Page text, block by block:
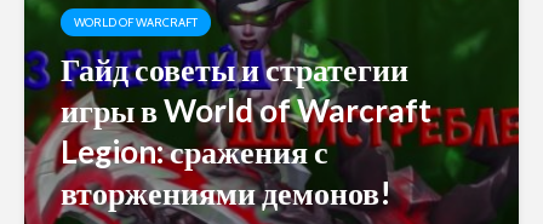
WORLD OF WARCRAFT
Гайд советы и стратегии
игры в World of Warcraft
Legion: сражения с
вторжениями демонов!